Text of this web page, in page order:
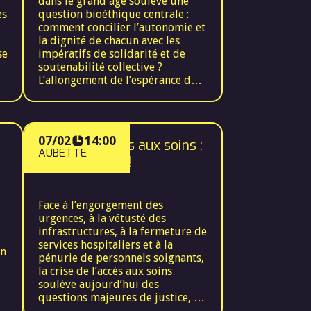
lien humain dans la relation
soignant-soigné. Là où certains
gagnent en autonomie et en
rapidité, d’autres se trouvent
exclus ou stigmatisés. La
bioéthique est donc convoquée :
comment concilier l’intérêt
général de moderniser les soins
dignité individuelle ?
question bioéthique centrale :
comment concilier l’autonomie et
la dignité de chacun avec les
impératifs de solidarité et de
soutenabilité collective ?
L’allongement de l’espérance de
européens, confrontent nos
sociétés à un vieillissement
massif de la population. Or, ce
vieillissement interroge la
capacité de nos systèmes sociaux
et de santé à garantir à la fois un
accès équitable aux ressources.
La solitude, la dépendance, mais
aussi le risque de
marchandisation de la vieillesse,
appellent à une vigilance éthique
et politique. Dans ce contexte,
l’Union européenne peut jouer
un rôle de laboratoire, en
partageant des modèles et en
07/02
14:00
AUBETTE
Crise de l’accès aux soins :
il y a urgence !
Face à l’engorgement des
urgences, à la vétusté des
infrastructures, à la fermeture de
services hospitaliers et à la
pénurie de personnels soignants,
la crise de l’accès aux soins
soulève aujourd’hui des
questions majeures de justice, de